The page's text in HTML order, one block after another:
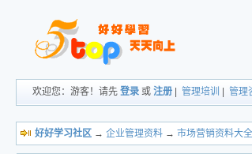
欢迎您：游客！请先登录 或注册 |管理培训 |管理
好好学习社区 →企业管理资料 →市场营销资料大全